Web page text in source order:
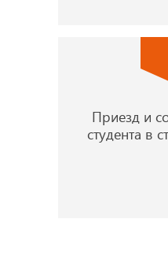
Приезд и
студента в